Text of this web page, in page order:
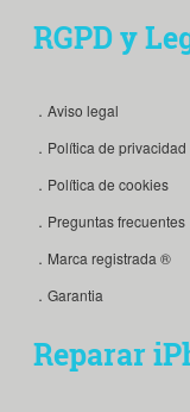
RGPD y
．Aviso legal
．Política de privacidad
．Política de cookies
．Preguntas frecuentes
．Marca registrada ®
．Garantia
Reparar